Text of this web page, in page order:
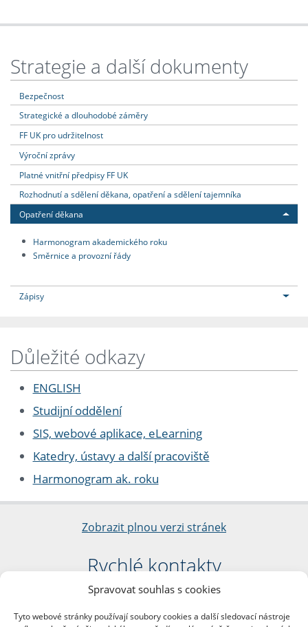
Spravovat souhlas s cookies
Tyto webové stránky používají soubory cookies a další sledovací nástroje
Strategie a další dokumenty
Bezpečnost
Strategické a dlouhodobé záměry
FF UK pro udržitelnost
Výroční zprávy
Platné vnitřní předpisy FF UK
Rozhodnutí a sdělení děkana, opatření a sdělení tajemníka
Opatření děkana
Harmonogram akademického roku
Směrnice a provozní řády
Zápisy
Důležité odkazy
ENGLISH
Studijní oddělení
SIS, webové aplikace, eLearning
Katedry, ústavy a další pracoviště
Harmonogram ak. roku
Zobrazit plnou verzi stránek
Rychlé kontakty
Filozofická fakulta
nám. Jana Palacha 1/2